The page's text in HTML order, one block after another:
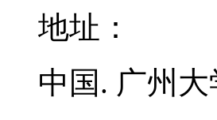
地址：
中国. 广州大